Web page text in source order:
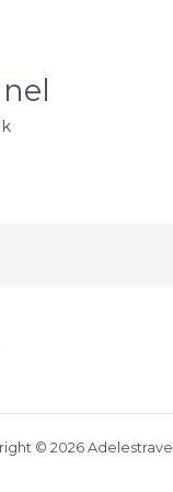
© 2026 Adelestravel